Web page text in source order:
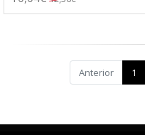
Anterior 1